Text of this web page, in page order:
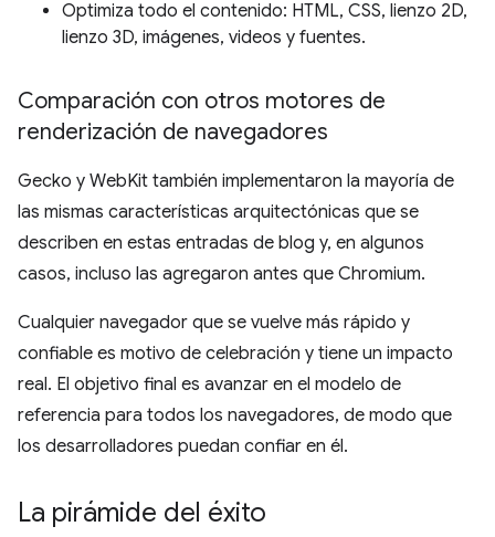
Optimiza todo el contenido: HTML, CSS, lienzo 2D,
lienzo 3D, imágenes, videos y fuentes.
Comparación con otros motores de
renderización de navegadores
Gecko y WebKit también implementaron la mayoría de
las mismas características arquitectónicas que se
describen en estas entradas de blog y, en algunos
casos, incluso las agregaron antes que Chromium.
Cualquier navegador que se vuelve más rápido y
confiable es motivo de celebración y tiene un impacto
real. El objetivo final es avanzar en el modelo de
referencia para todos los navegadores, de modo que
los desarrolladores puedan confiar en él.
La pirámide del éxito